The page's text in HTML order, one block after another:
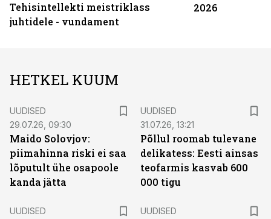
Tehisintellekti meistriklass
juhtidele - vundament
2026
HETKEL KUUM
UUDISED
29.07.26, 09:30
Maido Solovjov:
piimahinna riski ei saa
lõputult ühe osapoole
kanda jätta
UUDISED
31.07.26, 13:21
Põllul roomab tulevane
delikatess: Eesti ainsas
teofarmis kasvab 600
000 tigu
UUDISED
UUDISED